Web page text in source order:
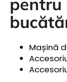
Mașină